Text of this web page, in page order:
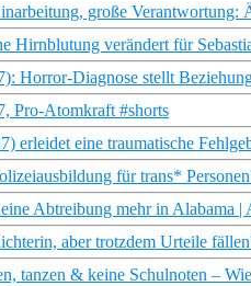
große Verantwortung:
Hirnblutung verändert für
Horror-Diagnose stellt
Pro-Atomkraft #shorts
erleidet eine traumatische
für trans*
Abtreibung mehr in Alabama |
aber trotzdem Urteile
tanzen & keine Schulnoten –